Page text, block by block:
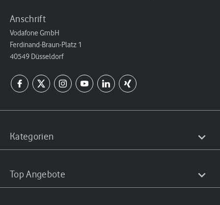
Anschrift
Vodafone GmbH
Ferdinand-Braun-Platz 1
40549 Düsseldorf
Kategorien
Top Angebote